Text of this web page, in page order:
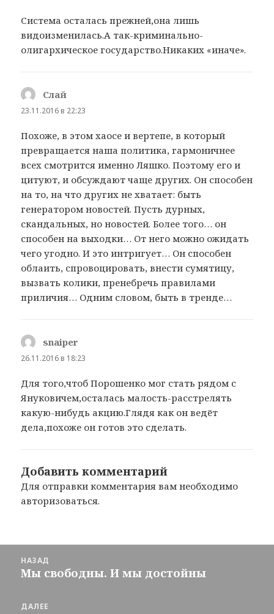
Система осталась прежней,она лишь
видоизменилась.А так-криминально-
олигархическое государство.Никаких «иначе».
Слай
23.11.2016 в 22:23
Похоже, в этом хаосе и вертепе, в который
превращается наша политика, гармоничнее
всех смотрится именно Ляшко. Поэтому его и
цитуют, и обсуждают чаще других. Он способен
на то, на что других не хватает: быть
генератором новостей. Пусть дурных,
скандальных, но новостей. Более того… он
способен на выходки… От него можно ожидать
чего угодно. И это интригует… Он способен
облаить, спровоцировать, внести сумятицу,
вызвать колики, пренебречь правилами
приличия… Одним словом, быть в тренде…
snaiper
26.11.2016 в 18:23
Для того,чтоб Порошенко мог стать рядом с
Януковичем,осталась малость-расстрелять
какую-нибудь акцию.Глядя как он ведёт
дела,похоже он готов это сделать.
Добавить комментарий
Для отправки комментария вам необходимо
авторизоваться.
записям
НАЗАД
Предыдущая
Мы свободны. И мы достойны
ДАЛЕЕ